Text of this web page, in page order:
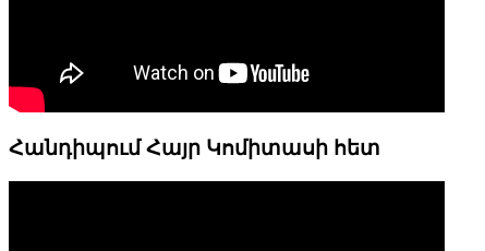
Հանդիպում Հայր Կոմիտասի հետ